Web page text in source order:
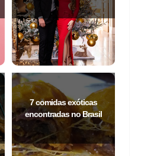
7 comidas exóticas
encontradas no Brasil